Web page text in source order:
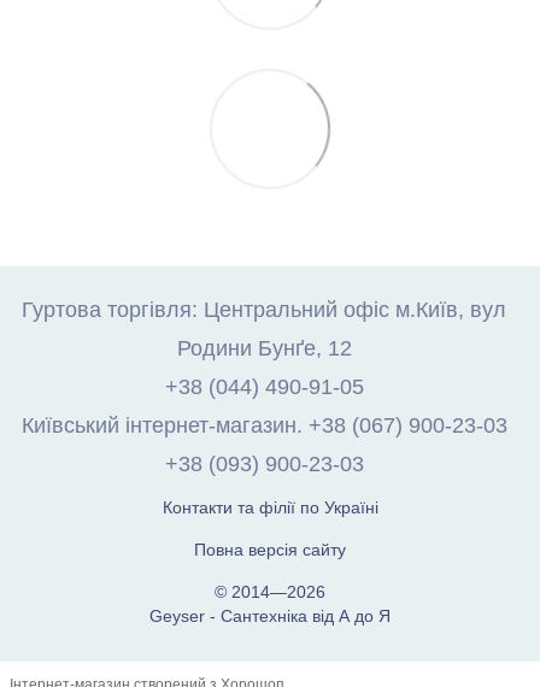
Гуртова торгівля: Центральний офіс м.Київ, вул
Родини Бунґе, 12
+38 (044) 490-91-05
Київський інтернет-магазин. +38 (067) 900-23-03
+38 (093) 900-23-03
Контакти та філії по Україні
Повна версія сайту
© 2014—2026
Geyser - Сантехніка від А до Я